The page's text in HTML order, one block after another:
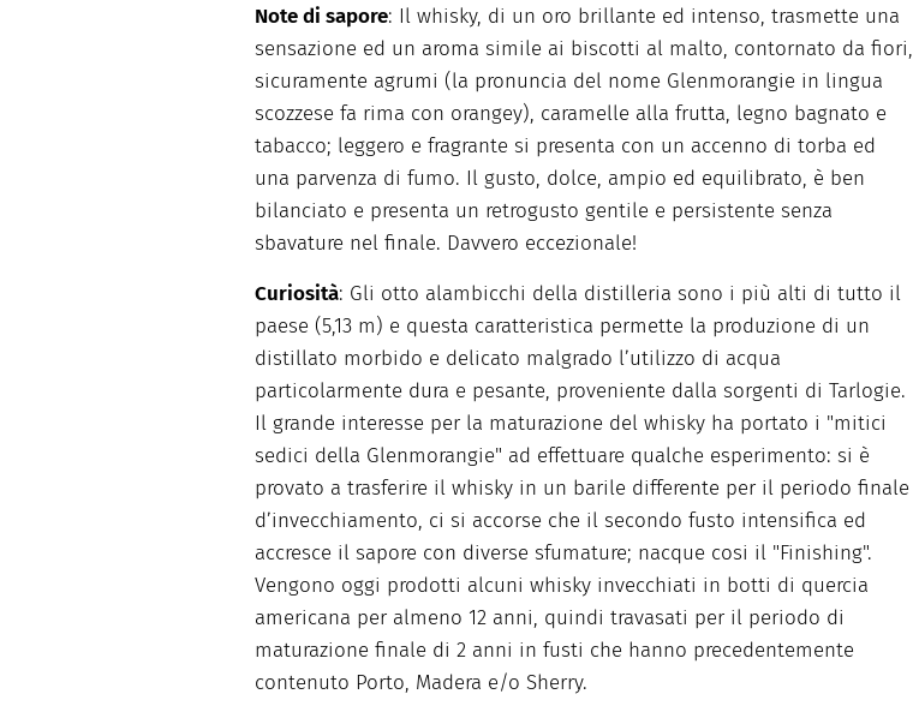
Note di sapore: Il whisky, di un oro brillante ed intenso, trasmette una
sensazione ed un aroma simile ai biscotti al malto, contornato da fiori,
sicuramente agrumi (la pronuncia del nome Glenmorangie in lingua
scozzese fa rima con orangey), caramelle alla frutta, legno bagnato e
tabacco; leggero e fragrante si presenta con un accenno di torba ed
una parvenza di fumo. Il gusto, dolce, ampio ed equilibrato, è ben
bilanciato e presenta un retrogusto gentile e persistente senza
sbavature nel finale. Davvero eccezionale!
Curiosità: Gli otto alambicchi della distilleria sono i più alti di tutto il
paese (5,13 m) e questa caratteristica permette la produzione di un
distillato morbido e delicato malgrado l’utilizzo di acqua
particolarmente dura e pesante, proveniente dalla sorgenti di Tarlogie.
Il grande interesse per la maturazione del whisky ha portato i "mitici
sedici della Glenmorangie" ad effettuare qualche esperimento: si è
provato a trasferire il whisky in un barile differente per il periodo finale
d’invecchiamento, ci si accorse che il secondo fusto intensifica ed
accresce il sapore con diverse sfumature; nacque cosi il "Finishing".
Vengono oggi prodotti alcuni whisky invecchiati in botti di quercia
americana per almeno 12 anni, quindi travasati per il periodo di
maturazione finale di 2 anni in fusti che hanno precedentemente
contenuto Porto, Madera e/o Sherry.